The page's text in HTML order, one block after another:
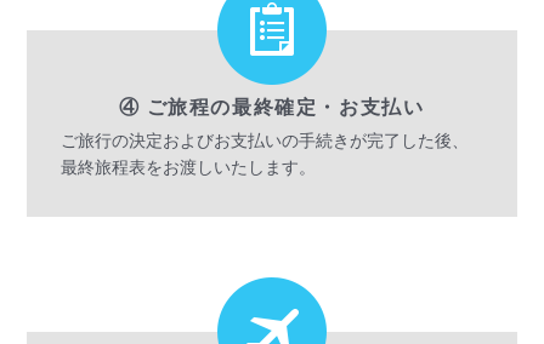
④ ご旅程の最終確定・お支払い
ご旅行の決定およびお支払いの手続きが完了した後、
最終旅程表をお渡しいたします。